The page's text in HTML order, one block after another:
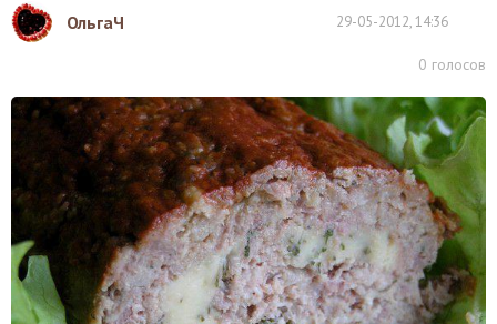
ОльгаЧ 29-05-2012, 14:36
0 голосов